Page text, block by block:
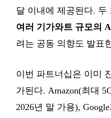
달 이내에 제공된다. 두
여러 기가와트 규모의
려는 공동 의향도 발표
이번 파트너십은 이미
가된다. Amazon(최대
2026년 말 가용),